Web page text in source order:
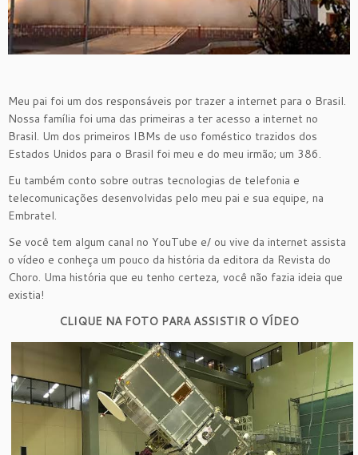
Meu pai foi um dos responsáveis por trazer a internet para o Brasil.
Nossa família foi uma das primeiras a ter acesso a internet no
Brasil. Um dos primeiros IBMs de uso foméstico trazidos dos
Estados Unidos para o Brasil foi meu e do meu irmão; um 386.
Eu também conto sobre outras tecnologias de telefonia e
telecomunicações desenvolvidas pelo meu pai e sua equipe, na
Embratel.
Se você tem algum canal no YouTube e/ ou vive da internet assista
o vídeo e conheça um pouco da história da editora da Revista do
Choro. Uma história que eu tenho certeza, você não fazia ideia que
existia!
CLIQUE NA FOTO PARA ASSISTIR O VÍDEO